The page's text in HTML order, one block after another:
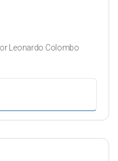
Leonardo Colombo